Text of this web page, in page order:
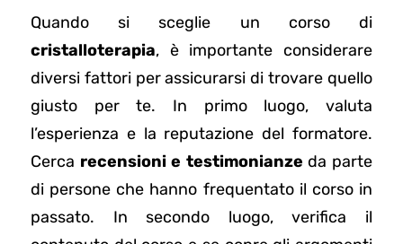
Quando si sceglie un corso di
cristalloterapia, è importante considerare
diversi fattori per assicurarsi di trovare quello
giusto per te. In primo luogo, valuta
l’esperienza e la reputazione del formatore.
Cerca recensioni e testimonianze da parte
di persone che hanno frequentato il corso in
passato. In secondo luogo, verifica il